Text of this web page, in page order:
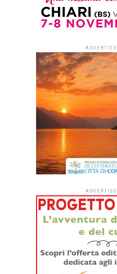
Published 2 settimane ago
By Redazione Leggere:tutti
Dopo quattro anni di
apre per la prima volta le
1° settembrele
fascia 0-3 anni di tutto il
all’iniziativa sociale